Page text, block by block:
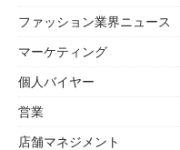
ファッション業界ニュース
マーケティング
個人バイヤー
営業
店舗マネジメント